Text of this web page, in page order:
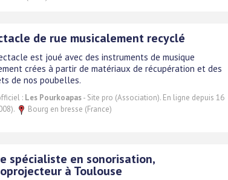
de rue musicalement recyclé
est joué avec des instruments de musique
crées à partir de matériaux de récupération et des
de nos poubelles.
: Les Pourkoapas- Site pro (Association). En ligne depuis 16
Bourg en bresse (France)
spécialiste en sonorisation,
à Toulouse